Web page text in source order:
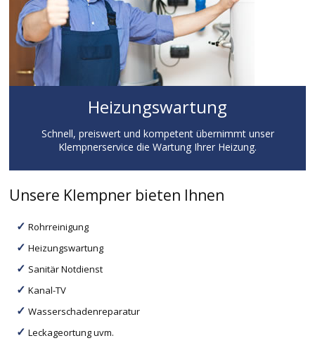
Heizungswartung
Schnell, preiswert und kompetent übernimmt unser
Klempnerservice die Wartung Ihrer Heizung.
Unsere Klempner bieten Ihnen
Rohrreinigung
Heizungswartung
Sanitär Notdienst
Kanal-TV
Wasserschadenreparatur
Leckageortung uvm.